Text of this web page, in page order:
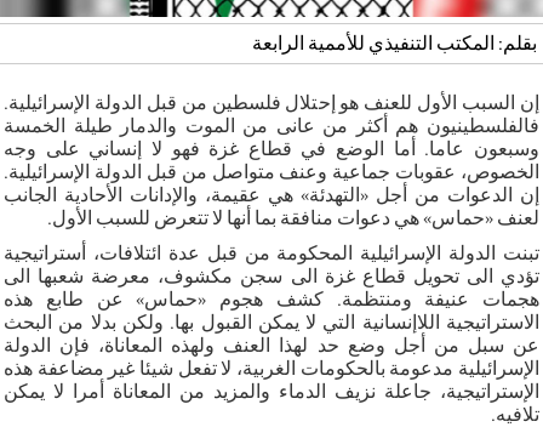
بقلم: المكتب التنفيذي للأممية الرابعة
إن السبب الأول للعنف هو إحتلال فلسطين من قبل الدولة الإسرائيلية.
فالفلسطينيون هم أكثر من عانى من الموت والدمار طيلة الخمسة
وسبعون عاما. أما الوضع في قطاع غزة فهو لا إنساني على وجه
الخصوص، عقوبات جماعية وعنف متواصل من قبل الدولة الإسرائيلية.
إن الدعوات من أجل «التهدئة» هي عقيمة، والإدانات الأحادية الجانب
لعنف «حماس» هي دعوات منافقة بما أنها لا تتعرض للسبب الأول.
تبنت الدولة الإسرائيلية المحكومة من قبل عدة ائتلافات، أستراتيجية
تؤدي الى تحويل قطاع غزة الى سجن مكشوف، معرضة شعبها الى
هجمات عنيفة ومنتظمة. كشف هجوم «حماس» عن طابع هذه
الاستراتيجية اللاإنسانية التي لا يمكن القبول بها. ولكن بدلا من البحث
عن سبل من أجل وضع حد لهذا العنف ولهذه المعاناة، فإن الدولة
الإسرائيلية مدعومة بالحكومات الغربية، لا تفعل شيئا غير مضاعفة هذه
الإستراتيجية، جاعلة نزيف الدماء والمزيد من المعاناة أمرا لا يمكن
تلافيه.